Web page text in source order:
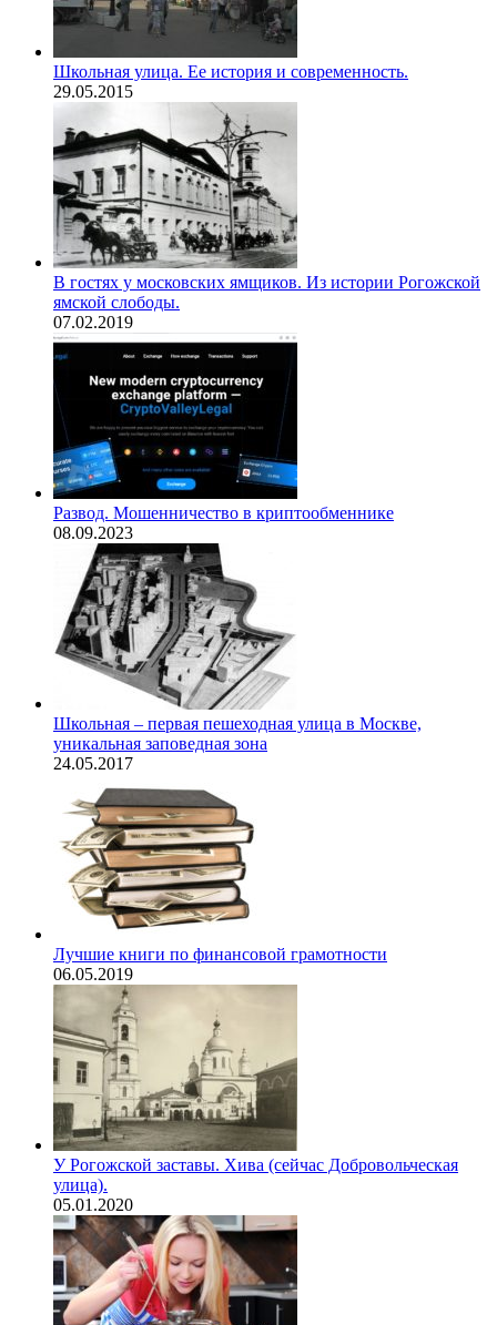
Школьная улица. Ее история и современность.
29.05.2015
В гостях у московских ямщиков. Из истории Рогожской
ямской слободы.
07.02.2019
Развод. Мошенничество в криптообменнике
08.09.2023
Школьная – первая пешеходная улица в Москве,
уникальная заповедная зона
24.05.2017
Лучшие книги по финансовой грамотности
06.05.2019
У Рогожской заставы. Хива (сейчас Добровольческая
улица).
05.01.2020